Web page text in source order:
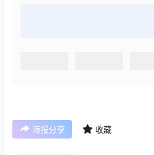
海报分享 收藏